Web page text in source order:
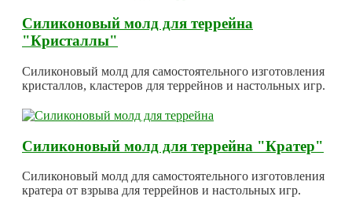
Силиконовый молд для террейна
"Кристаллы"
Силиконовый молд для самостоятельного изготовления
кристаллов, кластеров для террейнов и настольных игр.
Силиконовый молд для террейна "Кратер"
Силиконовый молд для самостоятельного изготовления
кратера от взрыва для террейнов и настольных игр.